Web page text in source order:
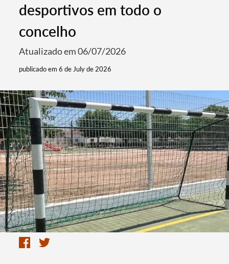
desportivos em todo o
concelho
Atualizado em 06/07/2026
publicado em 6 de July de 2026